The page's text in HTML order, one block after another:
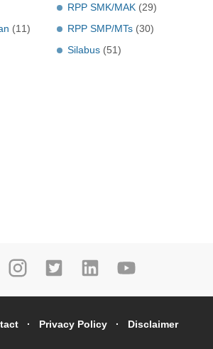
(11)
RPP SMK/MAK (29)
RPP SMP/MTs (30)
Silabus (51)
Privacy Policy Disclaimer